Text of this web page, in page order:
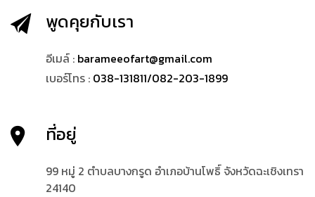
พูดคุยกับเรา
อีเมล์ : barameeofart@gmail.com
เบอร์โทร : 038-131811/082-203-1899
ที่อยู่
99 หมู่ 2 ตำบลบางกรูด อำเภอบ้านโพธิ์ จังหวัดฉะเชิงเทรา
24140